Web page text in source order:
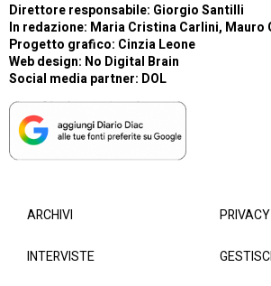
Direttore responsabile: Giorgio Santilli
In redazione: Maria Cristina Carlini, Mauro
Progetto grafico: Cinzia Leone
Web design: No Digital Brain
Social media partner: DOL
ARCHIVI
INTERVISTE